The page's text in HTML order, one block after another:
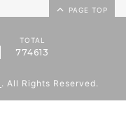
PAGE TOP
TOTAL
774613
. All Rights Reserved.